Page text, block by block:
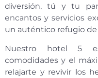
diversión, tú y tu
encantos y servicios
un auténtico refugio
Nuestro hotel 5
comodidades y el
relajarte y revivir los